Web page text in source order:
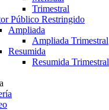
Trimestral
Público Restringido
Ampliada
Ampliada Trimestral
Resumida
Resumida Trimestral